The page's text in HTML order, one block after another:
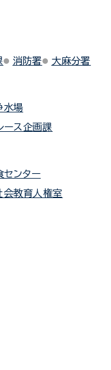
消防署 大麻分署
水場
ース企画課
センター
会教育人権室